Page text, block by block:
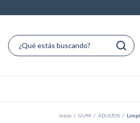
Inicio / GUM / ADULTOS /